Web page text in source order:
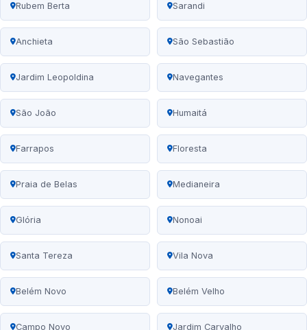
Rubem Berta Sarandi
Anchieta São Sebastião
Jardim Leopoldina Navegantes
São João Humaitá
Farrapos Floresta
Praia de Belas Medianeira
Glória Nonoai
Santa Tereza Vila Nova
Belém Novo Belém Velho
Campo Novo Jardim Carvalho